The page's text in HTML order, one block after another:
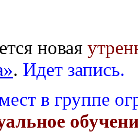
новая
. Идет запись.
в группе